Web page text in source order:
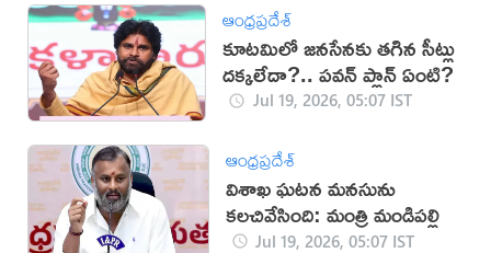
ఆంధ్రప్రదేశ్
కూటమిలో జనసేనకు తగిన సీట్లు
దక్కలేదా?.. పవన్ ప్లాన్ ఏంటి?
Jul 19, 2026, 05:07 IST
ఆంధ్రప్రదేశ్
విశాఖ ఘటన మనసును
కలచివేసింది: మంత్రి మండిపల్లి
Jul 19, 2026, 05:07 IST